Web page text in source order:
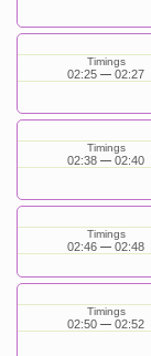
Timings
02:25 02:27
Timings
02:38 02:40
Timings
02:46 02:48
Timings
02:50 02:52